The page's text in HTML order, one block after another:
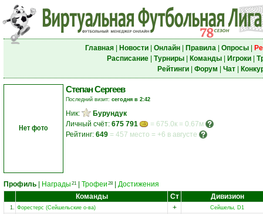
Главная| Новости| Онлайн| Правила| Опросы|
Расписание| Турниры| Команды| Игроки|
Рейтинги| Форум Чат|
Нет фото
Степан Сергеев
Последний визит: сегодня в 2:42
Ник:
Бурундук
Личный счёт: 675 791
= 675.0к = 0.67м
Рейтинг: 649 = 457 место = +6 в августе
Профиль Награды 21 Трофеи 28
Достижения
Команды
Ст Дивизион
1. Форестерс (Сейшельские о-ва) +
Сейшелы, D1